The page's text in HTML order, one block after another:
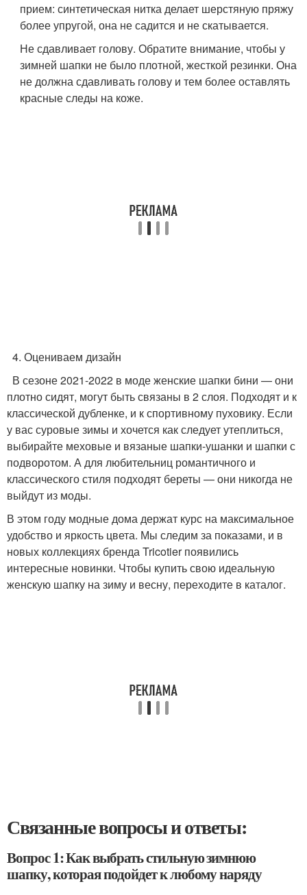
прием: синтетическая нитка делает шерстяную пряжу
более упругой, она не садится и не скатывается.
Не сдавливает голову. Обратите внимание, чтобы у
зимней шапки не было плотной, жесткой резинки. Она
не должна сдавливать голову и тем более оставлять
красные следы на коже.
4. Оцениваем дизайн
В сезоне 2021-2022 в моде женские шапки бини — они
плотно сидят, могут быть связаны в 2 слоя. Подходят и к
классической дубленке, и к спортивному пуховику. Если
у вас суровые зимы и хочется как следует утеплиться,
выбирайте меховые и вязаные шапки-ушанки и шапки с
подворотом. А для любительниц романтичного и
классического стиля подходят береты — они никогда не
выйдут из моды.
В этом году модные дома держат курс на максимальное
удобство и яркость цвета. Мы следим за показами, и в
новых коллекциях бренда Tricotier появились
интересные новинки. Чтобы купить свою идеальную
женскую шапку на зиму и весну, переходите в каталог.
Связанные вопросы и ответы:
Вопрос 1: Как выбрать стильную зимнюю
шапку, которая подойдет к любому наряду